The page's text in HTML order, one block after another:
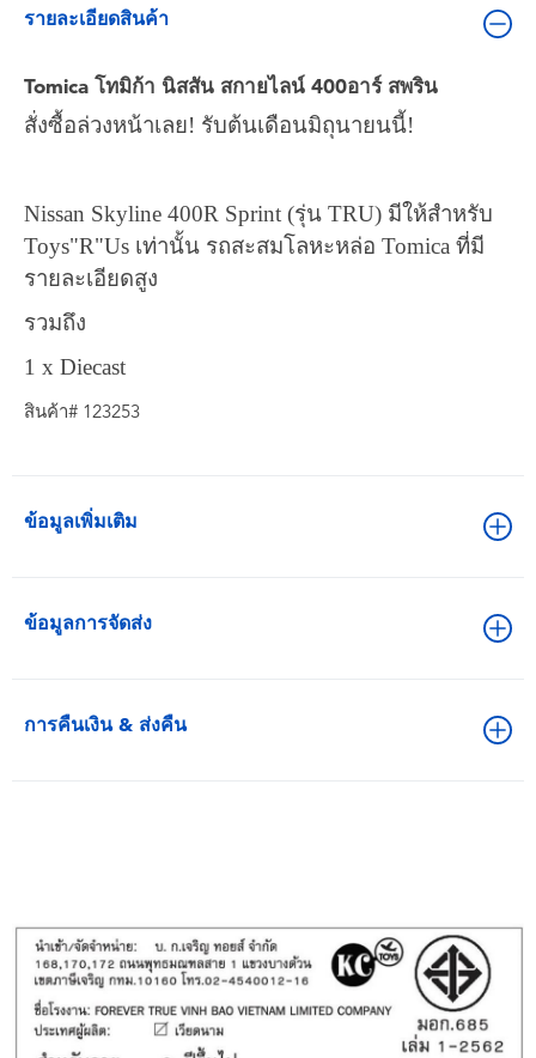
กล่องสุ่ม
ตัวละครเพี่อการสะสม
รายละเอียดสินค้า
Tomica โทมิก้า นิสสัน สกายไลน์ 400อาร์ สพริน
สั่งซื้อล่วงหน้าเลย! รับต้นเดือนมิถุนายนนี้!
Nissan Skyline 400R Sprint (รุ่น TRU) มีให้สำหรับ
Toys"R"Us เท่านั้น รถสะสมโลหะหล่อ Tomica ที่มี
รายละเอียดสูง
รวมถึง
1 x Diecast
สินค้า# 123253
ข้อมูลเพิ่มเติม
ข้อมูลการจัดส่ง
การคืนเงิน & ส่งคืน